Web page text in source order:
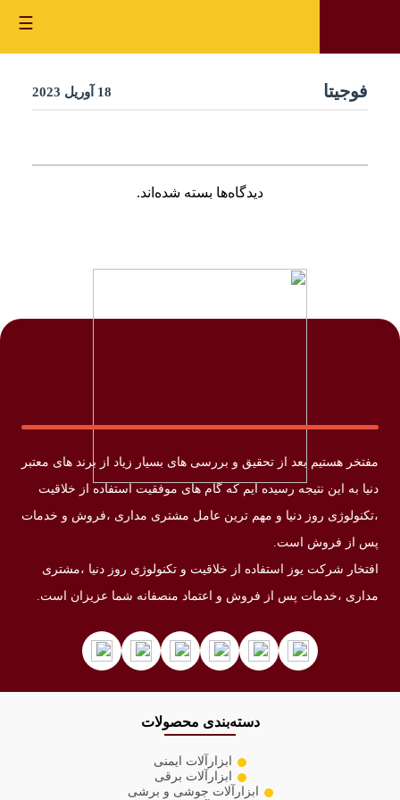
☰
فوجیتا 18 آوریل 2023
دیدگاه‌ها بسته شده‌اند.
مفتخر هستیم بعد از تحقیق و بررسی های بسیار زیاد از برند های معتبر
دنیا به این نتیجه رسیده ایم که گام های موفقیت استفاده از خلاقیت
،تکنولوژی روز دنیا و مهم ترین عامل مشتری مداری ،فروش و خدمات
پس از فروش است.
افتخار شرکت یوز استفاده از خلاقیت و تکنولوژی روز دنیا ،مشتری
مداری ،خدمات پس از فروش و اعتماد منصفانه شما عزیزان است.
دسته‌بندی محصولات
ابزارآلات ایمنی
ابزارآلات برقی
ابزارآلات جوشی و برشی